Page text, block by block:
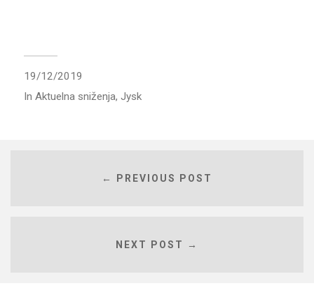
19/12/2019
In Aktuelna sniženja, Jysk
← PREVIOUS POST
NEXT POST →